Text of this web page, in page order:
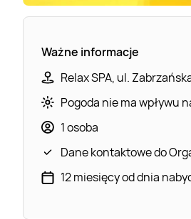
Ważne informacje
Relax SPA, ul.
Pogoda nie ma wpływu
1 osoba
Dane kontaktowe do
12 miesięcy od dnia